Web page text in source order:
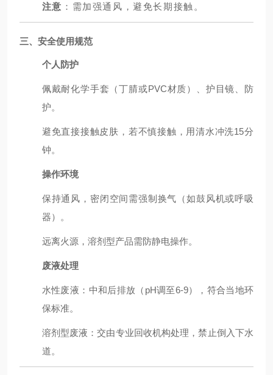
注意 ：需加强通风，避免长期接触。
三、安全使用规范
个人防护
佩戴耐化学手套（丁腈或PVC材质）、护目镜、防
护。
避免直接接触皮肤，若不慎接触，用清水冲洗15分
钟。
操作环境
保持通风，密闭空间需强制换气（如鼓风机或呼吸
器）。
远离火源，溶剂型产品需防静电操作。
废液处理
水性废液：中和后排放（pH调至6-9），符合当地环
保标准。
溶剂型废液：交由专业回收机构处理，禁止倒入下水
道。